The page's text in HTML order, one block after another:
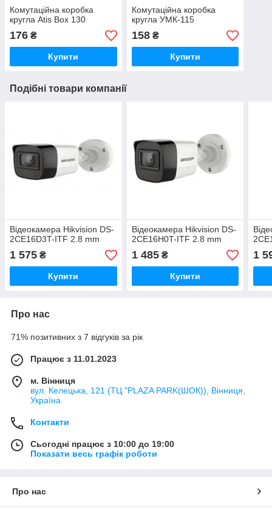
Комутаційна коробка
кругла Atis Box 130
176 ₴
Купити
Комутаційна коробка
кругла УМК-115
158₴
Купити
Подібні товари компанії
Відеокамера Hikvision DS-
2CE16D3T-ITF 2.8 mm
1 575 ₴
Купити
Відеокамера Hikvision DS-
2CE16H0T-ITF 2.8 mm
1 485₴
Купити
1
Про нас
71% позитивних з 7 відгуків за рік
Працює з 11.01.2023
м. Вінниця
вул. Келецька, 121 (ТЦ "PLAZA PARK(ШОК)), Вінниця,
Україна
Контакти
Сьогодні працює з 10:00 до 19:00
Показати весь графік роботи
Про нас